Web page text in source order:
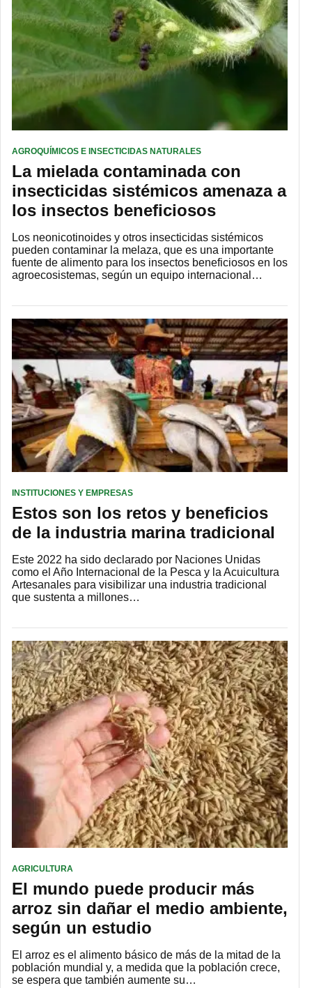
AGROQUÍMICOS E INSECTICIDAS NATURALES
La mielada contaminada con
insecticidas sistémicos amenaza a
los insectos beneficiosos
Los neonicotinoides y otros insecticidas sistémicos
pueden contaminar la melaza, que es una importante
fuente de alimento para los insectos beneficiosos en los
agroecosistemas, según un equipo internacional…
INSTITUCIONES Y EMPRESAS
Estos son los retos y beneficios
de la industria marina tradicional
Este 2022 ha sido declarado por Naciones Unidas
como el Año Internacional de la Pesca y la Acuicultura
Artesanales para visibilizar una industria tradicional
que sustenta a millones…
AGRICULTURA
El mundo puede producir más
arroz sin dañar el medio ambiente,
según un estudio
El arroz es el alimento básico de más de la mitad de la
población mundial y, a medida que la población crece,
se espera que también aumente su…